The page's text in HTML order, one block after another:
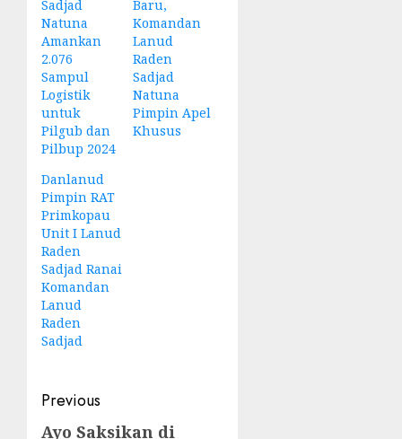
Sadjad
Natuna
Amankan
2.076
Sampul
Logistik
untuk
Pilgub dan
Pilbup 2024
Baru,
Komandan
Lanud
Raden
Sadjad
Natuna
Pimpin Apel
Khusus
Danlanud
Pimpin RAT
Primkopau
Unit I Lanud
Raden
Sadjad Ranai
Komandan
Lanud
Raden
Sadjad
Post
Previous
Previous
Ayo Saksikan di